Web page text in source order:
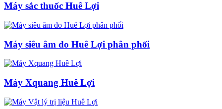
Máy sắc thuốc Huê Lợi
Máy siêu âm do Huê Lợi phân phối
Máy Xquang Huê Lợi